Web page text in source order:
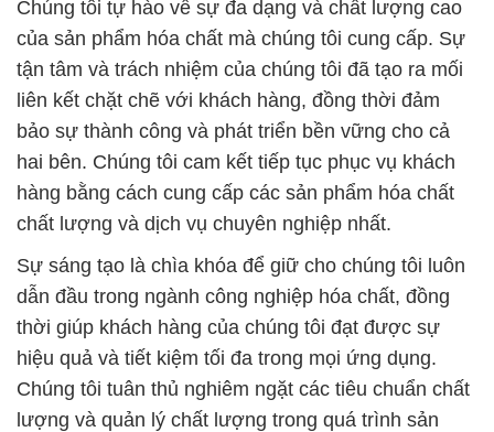
hai bên. Chúng tôi cam kết tiếp tục phục vụ khách
hàng bằng cách cung cấp các sản phẩm hóa chất
chất lượng và dịch vụ chuyên nghiệp nhất.
Sự sáng tạo là chìa khóa để giữ cho chúng tôi luôn
dẫn đầu trong ngành công nghiệp hóa chất, đồng
thời giúp khách hàng của chúng tôi đạt được sự
hiệu quả và tiết kiệm tối đa trong mọi ứng dụng.
Chúng tôi tuân thủ nghiêm ngặt các tiêu chuẩn chất
lượng và quản lý chất lượng trong quá trình sản
xuất và cung cấp.
Với kinh nghiệm lâu năm và kiến thức sâu rộng
trong lĩnh vực này, chúng tôi tự tin rằng sẽ đáp ứng
được mọi nhu cầu của bạn và luôn sẵn sàng hỗ trợ